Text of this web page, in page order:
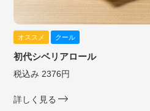
オススメ クール
初代シベリアロール
税込み 2376円
詳しく見る